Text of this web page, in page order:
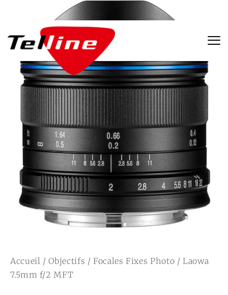
Accueil /Objectifs /Focales Fixes Photo / Laowa
7.5mm f/2 MFT